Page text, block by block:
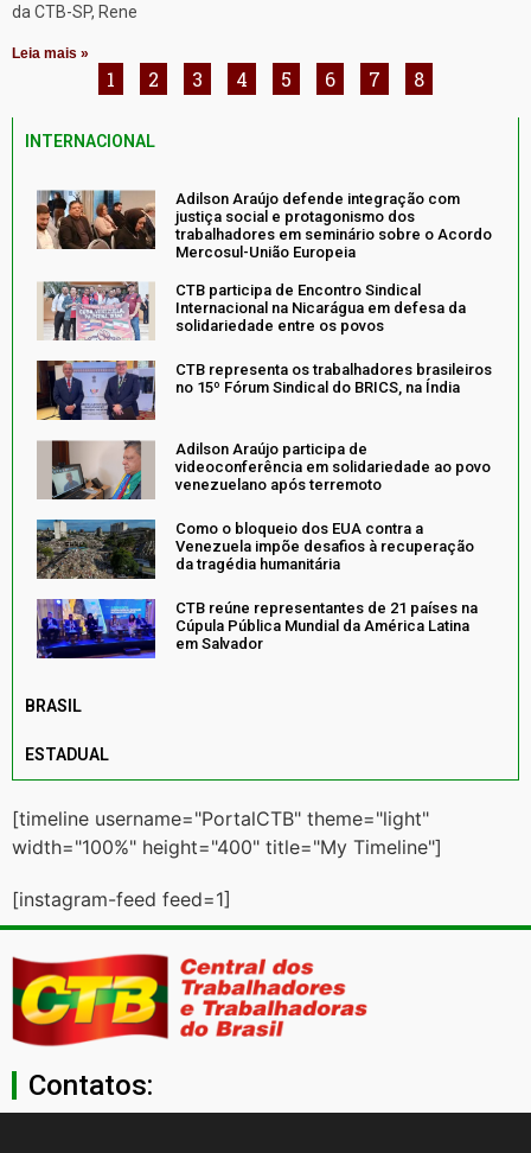
da CTB-SP, Rene
Leia mais »
1 2 3 4 5 6 7 8
INTERNACIONAL
Adilson Araújo defende integração com
justiça social e protagonismo dos
trabalhadores em seminário sobre o Acordo
Mercosul-União Europeia
CTB participa de Encontro Sindical
Internacional na Nicarágua em defesa da
solidariedade entre os povos
CTB representa os trabalhadores brasileiros
no 15º Fórum Sindical do BRICS, na Índia
Adilson Araújo participa de
videoconferência em solidariedade ao povo
venezuelano após terremoto
Como o bloqueio dos EUA contra a
Venezuela impõe desafios à recuperação
da tragédia humanitária
CTB reúne representantes de 21 países na
Cúpula Pública Mundial da América Latina
em Salvador
BRASIL
ESTADUAL
[timeline username="PortalCTB" theme="light"
width="100%" height="400" title="My Timeline"]
[instagram-feed feed=1]
Contatos: